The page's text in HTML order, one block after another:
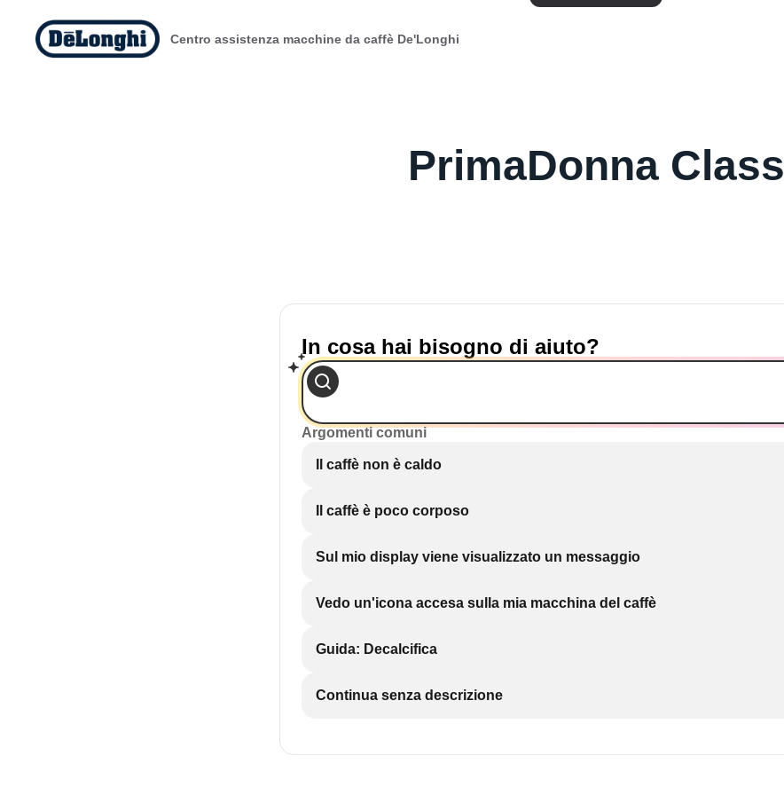
Centro assistenza macchine da caffè De'Longhi
PrimaDonna Class
In cosa hai bisogno di aiuto?
Argomenti comuni
Il caffè non è caldo
Il caffè è poco corposo
Sul mio display viene visualizzato un messaggio
Vedo un'icona accesa sulla mia macchina del caffè
Guida: Decalcifica
Continua senza descrizione